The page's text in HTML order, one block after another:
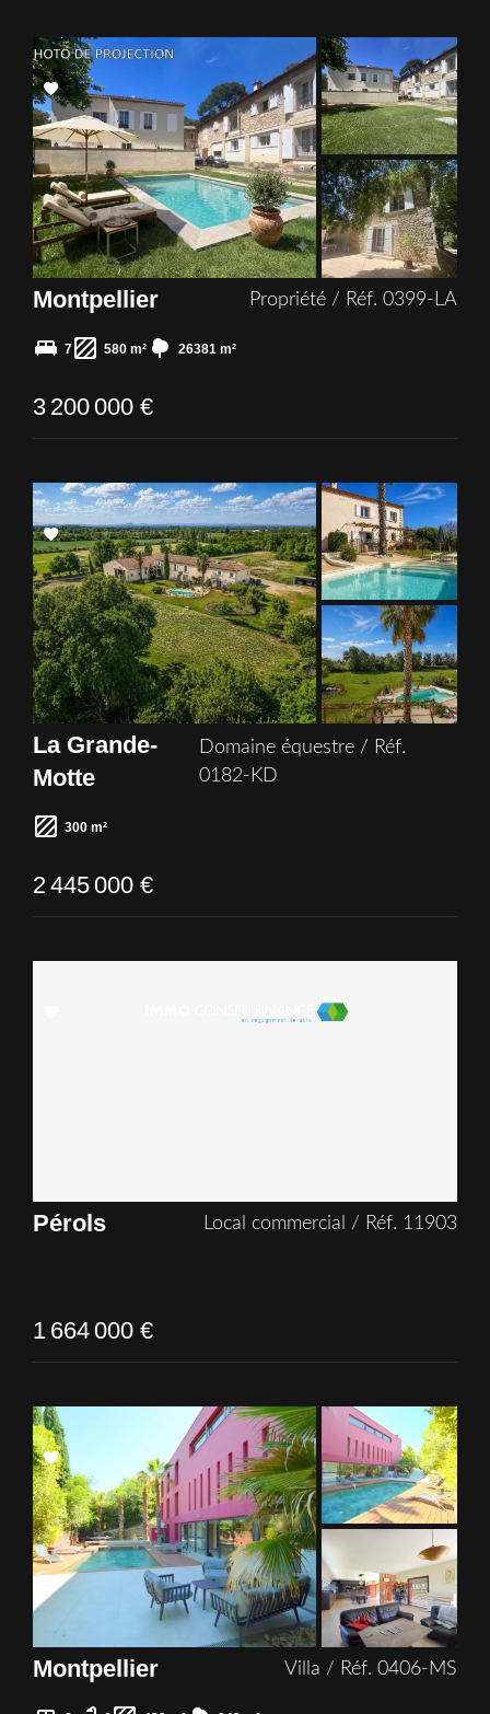
Add
to
selection
Montpellier Propriété / Réf. 0399-LA
7 580 m² 26381 m²
3 200 000 €
Add
to
selection
La Grande-
Motte
Domaine équestre / Réf.
0182-KD
300 m²
2 445 000 €
Pérols Local commercial / Réf. 11903
1 664 000 €
Add
to
selection
Montpellier Villa / Réf. 0406-MS